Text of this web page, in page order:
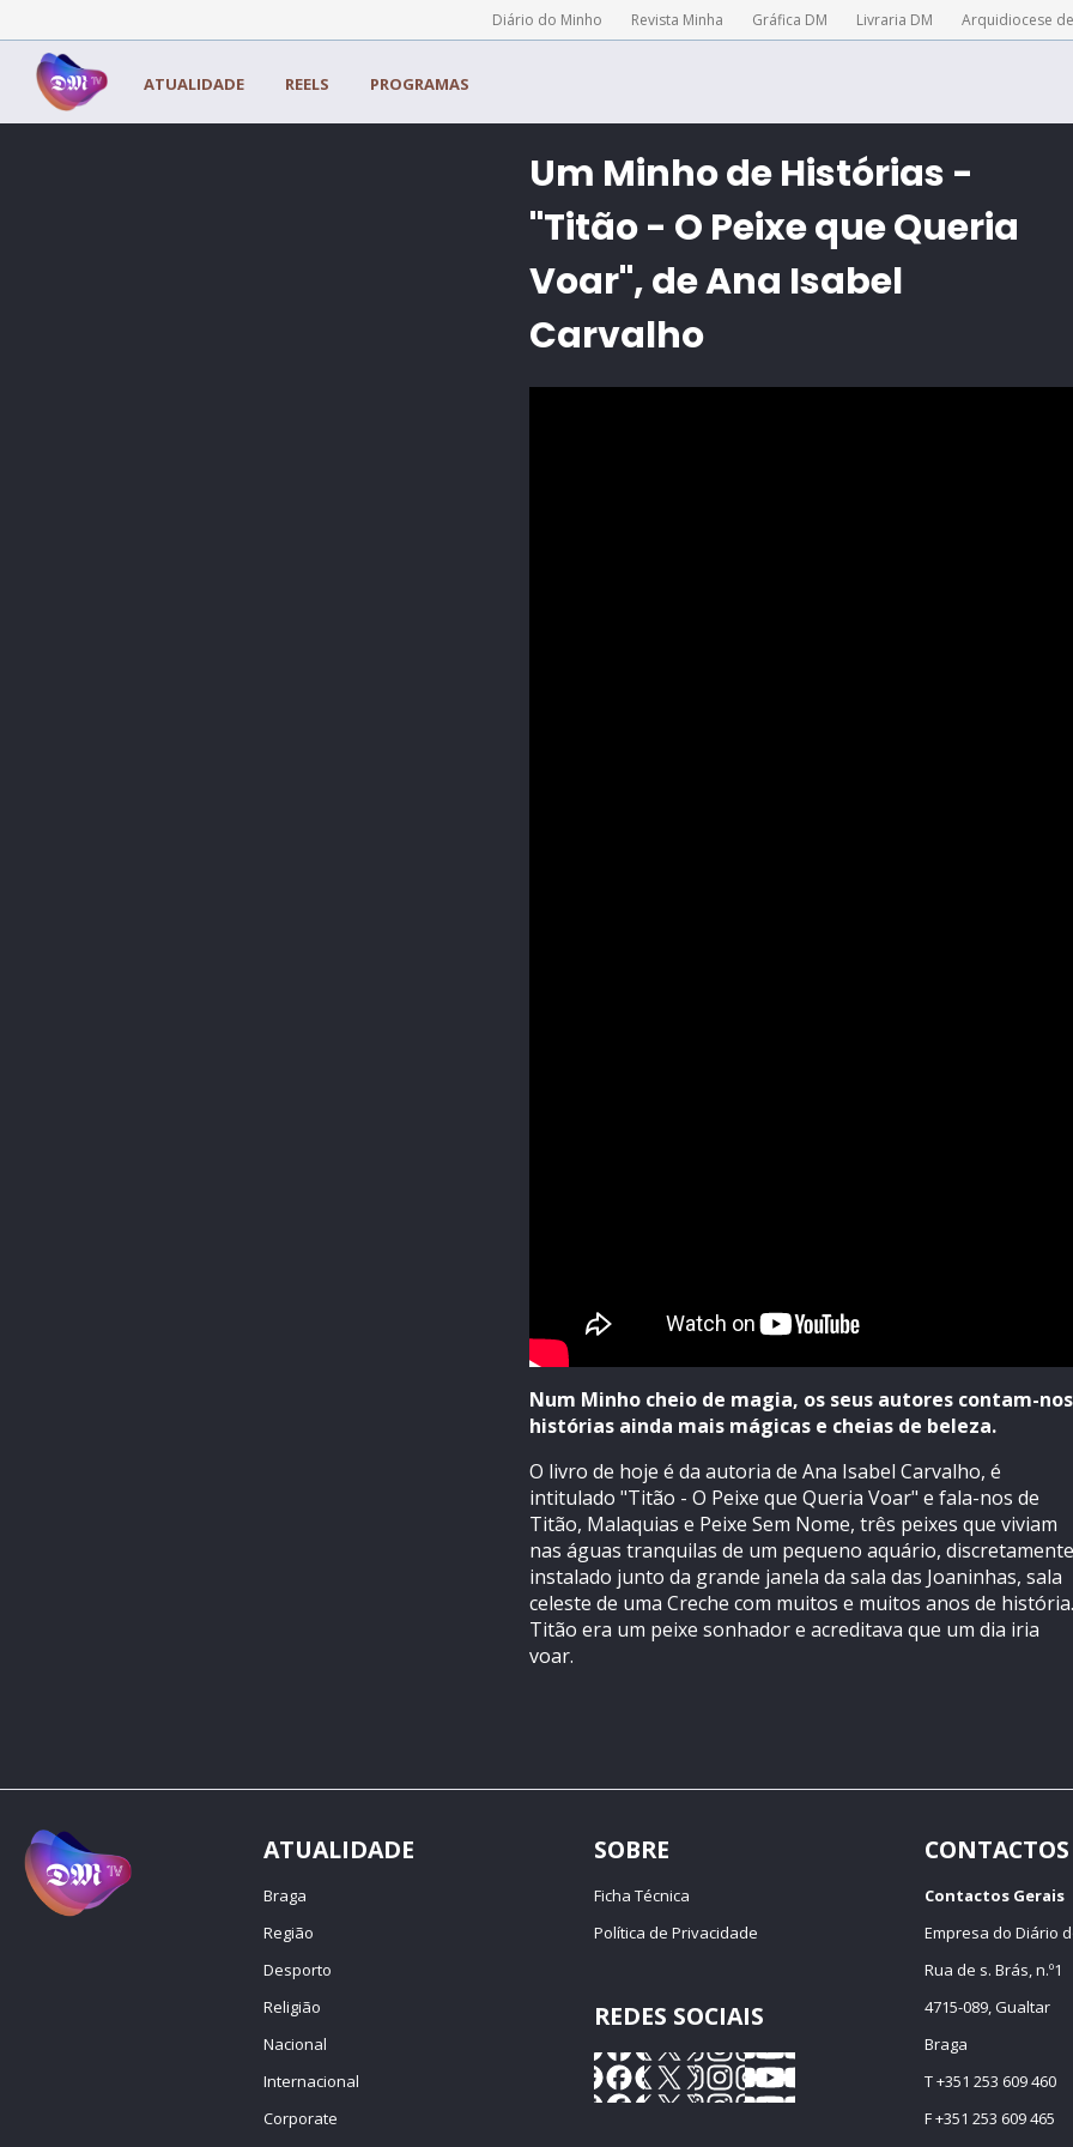
Diário do Minho Revista Minha Gráfica DM Livraria DM Arquidiocese
ATUALIDADE REELS PROGRAMAS
Um Minho de Histórias -
"Titão - O Peixe que Queria
Voar", de Ana Isabel
Carvalho
Num Minho cheio de magia, os seus autores contam-nos
histórias ainda mais mágicas e cheias de beleza.
O livro de hoje é da autoria de Ana Isabel Carvalho, é
intitulado "Titão - O Peixe que Queria Voar" e fala-nos de
Titão, Malaquias e Peixe Sem Nome, três peixes que viviam
nas águas tranquilas de um pequeno aquário, discretamente
instalado junto da grande janela da sala das Joaninhas, sala
celeste de uma Creche com muitos e muitos anos de história.
Titão era um peixe sonhador e acreditava que um dia iria
voar.
ATUALIDADE
Braga
Região
Desporto
Religião
Nacional
Internacional
Corporate
SOBRE
Ficha Técnica
Política de Privacidade
REDES SOCIAIS
CONTACTOS
Contactos Gerais
Empresa do Diário
Rua de s. Brás, n.º1
4715-089, Gualtar
Braga
T +351 253 609 460
F +351 253 609 465